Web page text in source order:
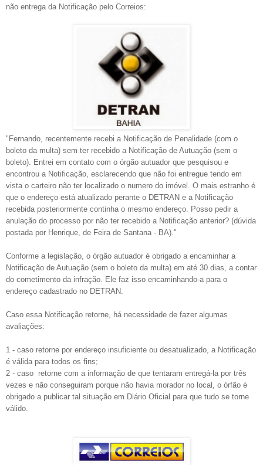
não entrega da Notificação pelo Correios:
"Fernando, recentemente recebi a Notificação de Penalidade (com o
boleto da multa) sem ter recebido a Notificação de Autuação (sem o
boleto). Entrei em contato com o órgão autuador que pesquisou e
encontrou a Notificação, esclarecendo que não foi entregue tendo em
vista o carteiro não ter localizado o numero do imóvel. O mais estranho é
que o endereço está atualizado perante o DETRAN e a Notificação
recebida posteriormente continha o mesmo endereço. Posso pedir a
anulação do processo por não ter recebido a Notificação anterior? (dúvida
postada por Henrique, de Feira de Santana - BA)."
Conforme a legislação, o órgão autuador é obrigado a encaminhar a
Notificação de Autuação (sem o boleto da multa) em até 30 dias, a contar
do cometimento da infração. Ele faz isso encaminhando-a para o
endereço cadastrado no DETRAN.
Caso essa Notificação retorne, há necessidade de fazer algumas
avaliações:
1 - caso retorne por endereço insuficiente ou desatualizado, a Notificação
é válida para todos os fins;
2 - caso retorne com a informação de que tentaram entregá-la por três
vezes e não conseguiram porque não havia morador no local, o órfão é
obrigado a publicar tal situação em Diário Oficial para que tudo se torne
válido.